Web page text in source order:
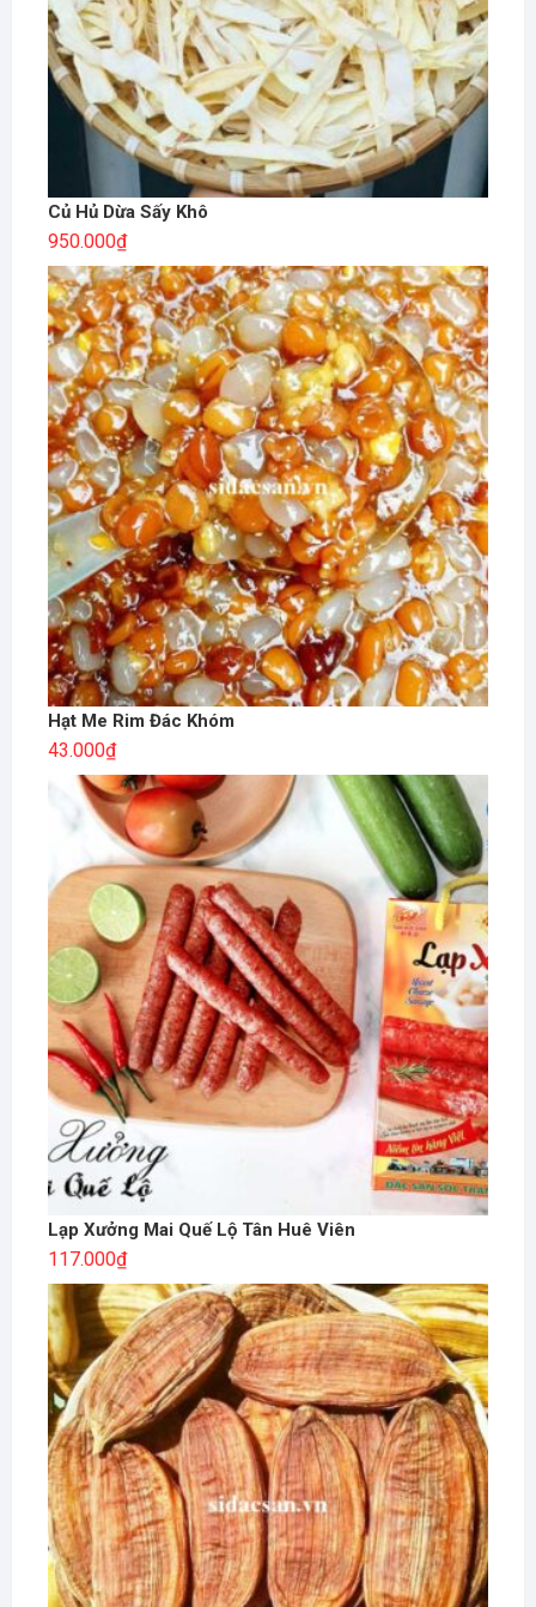
Củ Hủ Dừa Sấy Khô
950.000₫
Hạt Me Rim Đác Khóm
43.000₫
Lạp Xưởng Mai Quế Lộ Tân Huê Viên
117.000₫